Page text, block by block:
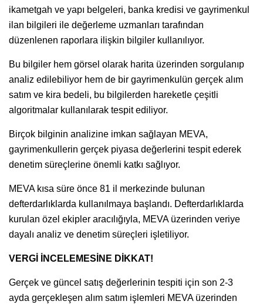
ikametgah ve yapı belgeleri, banka kredisi ve gayrimenkul
ilan bilgileri ile değerleme uzmanları tarafından
düzenlenen raporlara ilişkin bilgiler kullanılıyor.
Bu bilgiler hem görsel olarak harita üzerinden sorgulanıp
analiz edilebiliyor hem de bir gayrimenkulün gerçek alım
satım ve kira bedeli, bu bilgilerden hareketle çeşitli
algoritmalar kullanılarak tespit ediliyor.
Birçok bilginin analizine imkan sağlayan MEVA,
gayrimenkullerin gerçek piyasa değerlerini tespit ederek
denetim süreçlerine önemli katkı sağlıyor.
MEVA kısa süre önce 81 il merkezinde bulunan
defterdarlıklarda kullanılmaya başlandı. Defterdarlıklarda
kurulan özel ekipler aracılığıyla, MEVA üzerinden veriye
dayalı analiz ve denetim süreçleri işletiliyor.
VERGİ İNCELEMESİNE DİKKAT!
Gerçek ve güncel satış değerlerinin tespiti için son 2-3
ayda gerçekleşen alım satım işlemleri MEVA üzerinden